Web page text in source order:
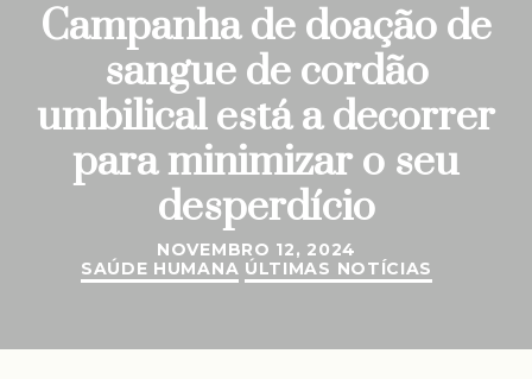
Campanha de doação de
sangue de cordão
umbilical está a decorrer
para minimizar o seu
desperdício
NOVEMBRO 12, 2024
SAÚDE HUMANA ÚLTIMAS NOTÍCIAS